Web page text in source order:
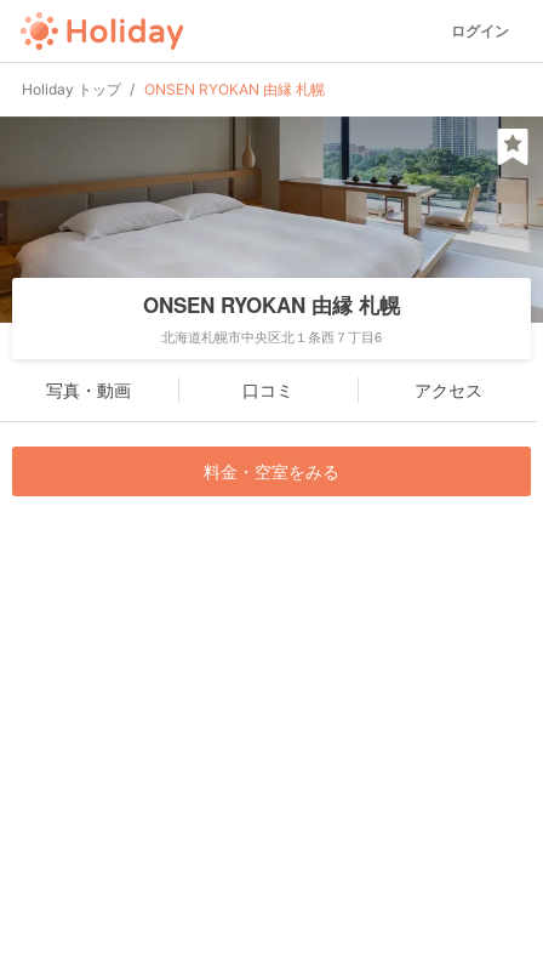
ログイン
Holiday トップ ONSEN RYOKAN 由縁 札幌
ONSEN RYOKAN 由縁 札幌
北海道札幌市中央区北１条西７丁目6
写真・動画 口コミ アクセス
料金・空室をみる